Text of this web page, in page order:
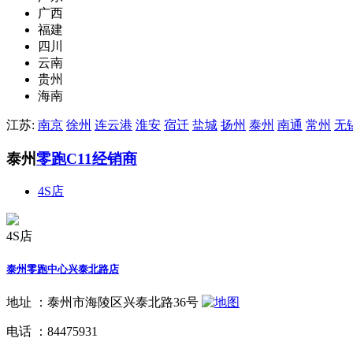
广西
福建
四川
云南
贵州
海南
江苏: 南京 徐州 连云港 淮安 宿迁 盐城 扬州 泰州 南通 常州 无
泰州零跑C11经销商
4S店
4S店
泰州零跑中心兴泰北路店
地址 ： 泰州市海陵区兴泰北路36号
电话 ： 84475931